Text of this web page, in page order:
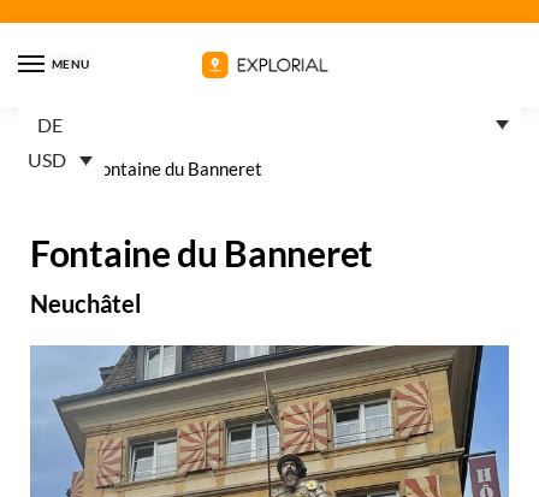
MENU
DE
USD
Home » Fontaine du Banneret
Fontaine du Banneret
Neuchâtel